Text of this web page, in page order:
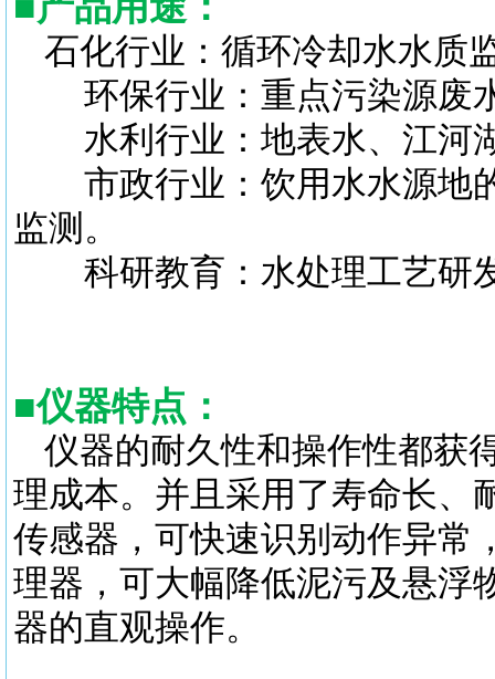
石化行业：循环冷却水水质
环保行业：重点污染源废
水利行业：地表水、江河
市政行业：饮用水水源地的
监测。
科研教育：水处理工艺研
■仪器特点：
仪器的耐久性和操作性都获
理成本。并且采用了寿命长、
传感器，可快速识别动作异常
理器，可大幅降低泥污及悬浮
器的直观操作。